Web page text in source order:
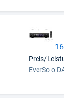
Preis/
EverSolo